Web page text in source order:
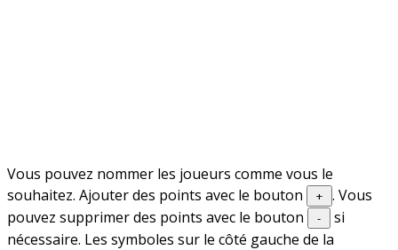
Vous pouvez nommer les joueurs comme vous le
souhaitez. Ajouter des points avec le bouton
+
. Vous
pouvez supprimer des points avec le bouton
-
si
nécessaire. Les symboles sur le côté gauche de la